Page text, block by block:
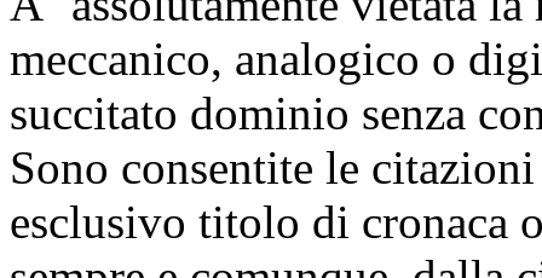
meccanico, analogico o
succitato dominio senza
Sono consentite le
esclusivo titolo di cronaca